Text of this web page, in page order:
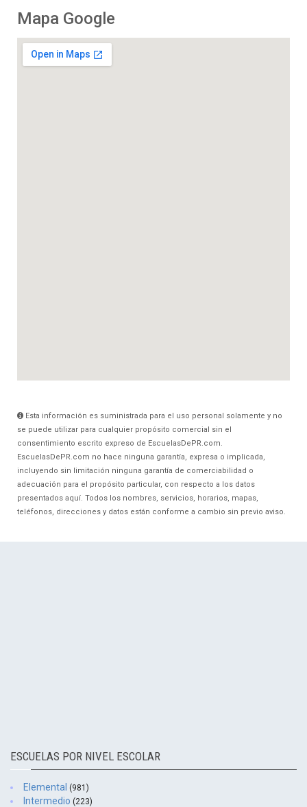
Mapa Google
Esta información es suministrada para el uso personal solamente y no
se puede utilizar para cualquier propósito comercial sin el
consentimiento escrito expreso de EscuelasDePR.com.
EscuelasDePR.com no hace ninguna garantía, expresa o implicada,
incluyendo sin limitación ninguna garantía de comerciabilidad o
adecuación para el propósito particular, con respecto a los datos
presentados aquí. Todos los nombres, servicios, horarios, mapas,
teléfonos, direcciones y datos están conforme a cambio sin previo aviso.
ESCUELAS POR NIVEL ESCOLAR
Elemental (981)
Intermedio (223)